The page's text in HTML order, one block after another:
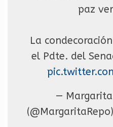
paz
La
el Pdte. del
—
(@MargaritaRepo)